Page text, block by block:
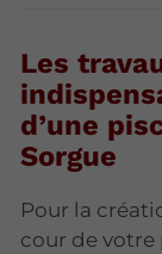
Les
d’une
Sorgue
Pour la
cour de votre